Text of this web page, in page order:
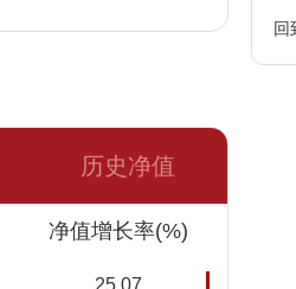
回
历史净值
净值增长率(%)
25.07
累计净